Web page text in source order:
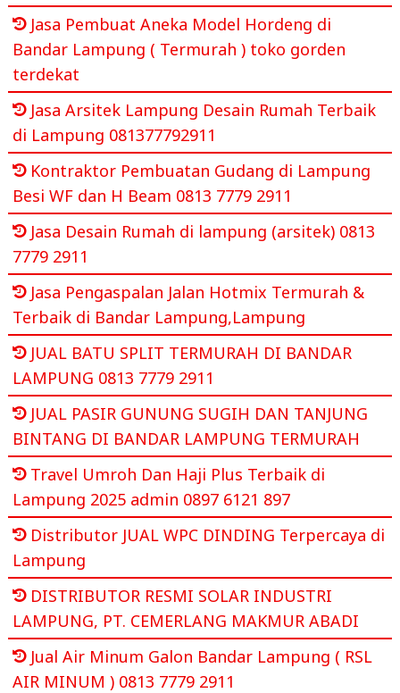
Jasa Pembuat Aneka Model Hordeng di
Bandar Lampung ( Termurah ) toko gorden
terdekat
Jasa Arsitek Lampung Desain Rumah Terbaik
di Lampung 081377792911
Kontraktor Pembuatan Gudang di Lampung
Besi WF dan H Beam 0813 7779 2911
Jasa Desain Rumah di lampung (arsitek) 0813
7779 2911
Jasa Pengaspalan Jalan Hotmix Termurah &
Terbaik di Bandar Lampung,Lampung
JUAL BATU SPLIT TERMURAH DI BANDAR
LAMPUNG 0813 7779 2911
JUAL PASIR GUNUNG SUGIH DAN TANJUNG
BINTANG DI BANDAR LAMPUNG TERMURAH
Travel Umroh Dan Haji Plus Terbaik di
Lampung 2025 admin 0897 6121 897
Distributor JUAL WPC DINDING Terpercaya di
Lampung
DISTRIBUTOR RESMI SOLAR INDUSTRI
LAMPUNG, PT. CEMERLANG MAKMUR ABADI
Jual Air Minum Galon Bandar Lampung ( RSL
AIR MINUM ) 0813 7779 2911